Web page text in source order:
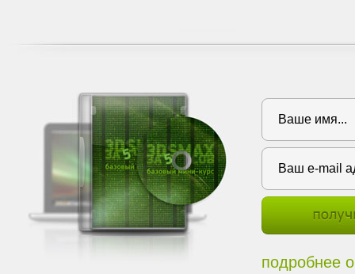
подробнее